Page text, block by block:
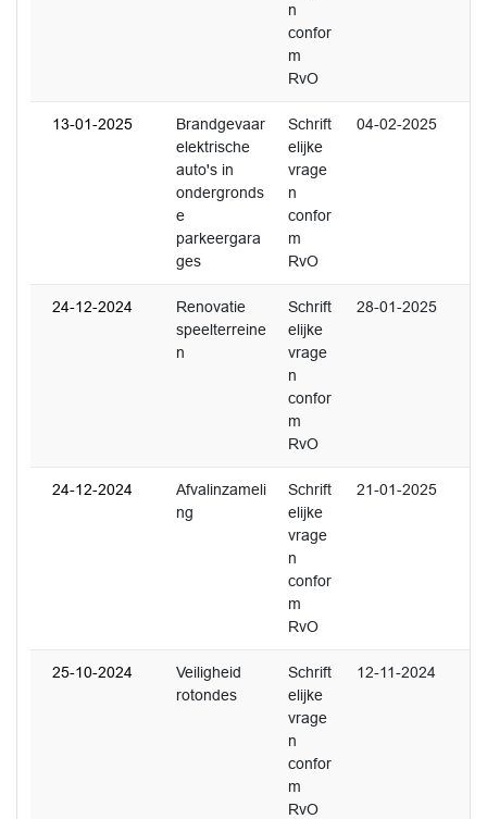
n
confor
m
RvO
13-01-2025
Brandgevaar
elektrische
auto's in
ondergronds
e
parkeergara
ges
Schrift
elijke
vrage
n
confor
m
RvO
04-02-2025
24-12-2024
Renovatie
speelterreine
n
Schrift
elijke
vrage
n
confor
m
RvO
28-01-2025
24-12-2024
Afvalinzameli
ng
Schrift
elijke
vrage
n
confor
m
RvO
21-01-2025
25-10-2024
Veiligheid
rotondes
Schrift
elijke
vrage
n
confor
m
RvO
12-11-2024